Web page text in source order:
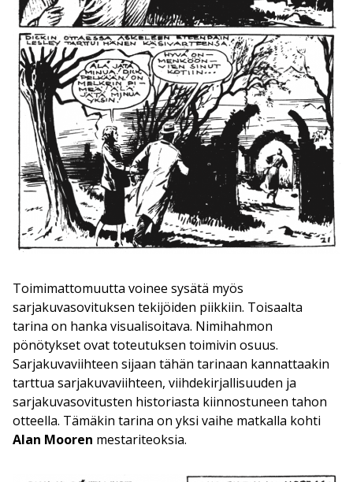
Toimimattomuutta voinee sysätä myös
sarjakuvasovituksen tekijöiden piikkiin. Toisaalta
tarina on hanka visualisoitava. Nimihahmon
pönötykset ovat toteutuksen toimivin osuus.
Sarjakuvaviihteen sijaan tähän tarinaan kannattaakin
tarttua sarjakuvaviihteen, viihdekirjallisuuden ja
sarjakuvasovitusten historiasta kiinnostuneen tahon
otteella. Tämäkin tarina on yksi vaihe matkalla kohti
Alan Mooren mestariteoksia.